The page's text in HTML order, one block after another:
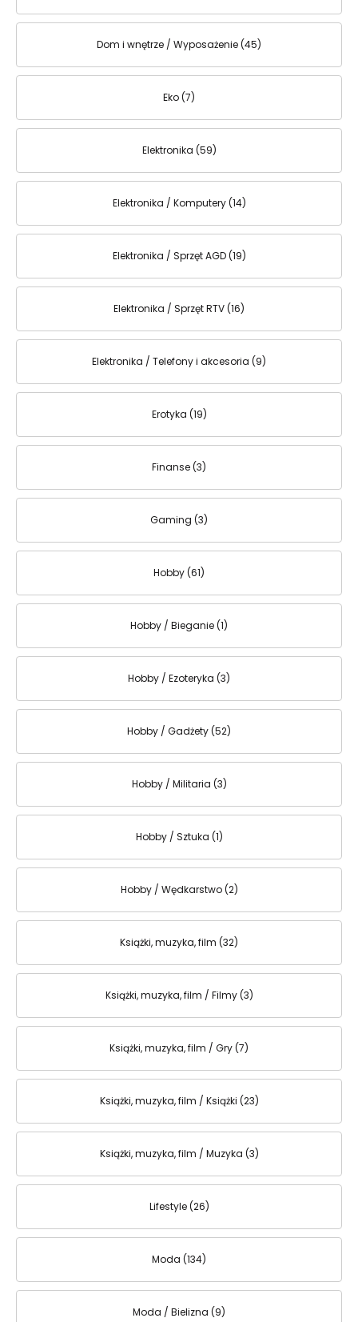
Dom i wnętrze / Wyposażenie (45)
Eko (7)
Elektronika (59)
Elektronika / Komputery (14)
Elektronika / Sprzęt AGD (19)
Elektronika / Sprzęt RTV (16)
Elektronika / Telefony i akcesoria (9)
Erotyka (19)
Finanse (3)
Gaming (3)
Hobby (61)
Hobby / Bieganie (1)
Hobby / Ezoteryka (3)
Hobby / Gadżety (52)
Hobby / Militaria (3)
Hobby / Sztuka (1)
Hobby / Wędkarstwo (2)
Książki, muzyka, film (32)
Książki, muzyka, film / Filmy (3)
Książki, muzyka, film / Gry (7)
Książki, muzyka, film / Książki (23)
Książki, muzyka, film / Muzyka (3)
Lifestyle (26)
Moda (134)
Moda / Bielizna (9)